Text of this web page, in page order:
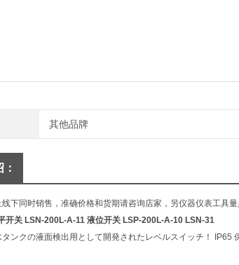
其他品牌
下同时销售，准确价格和货期请咨询店家，另仪器仪表工具
开关 LSN-200L-A-11 液位开关 LSP-200L-A-10 LSN-31
ンクの液面検出用として開発されたレベルスイッチ！ IP65